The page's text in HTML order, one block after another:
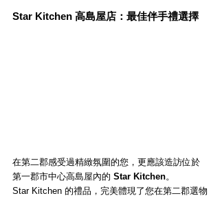
Star Kitchen 高島屋店：最佳伴手禮選擇
在第二郡感受過精緻氛圍的您，更應該造訪位於
第一郡市中心高島屋內的 Star Kitchen。
Star Kitchen 的禮品，完美體現了您在第二郡選物